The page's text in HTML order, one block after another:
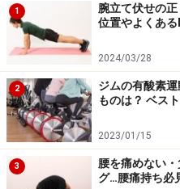
1
腕立て伏せの
位置やよくある
2024/03/28
2
ジムの有酸素
ものは？ ベス
2023/01/15
3
腰を痛めない
グ…腰痛持ち必